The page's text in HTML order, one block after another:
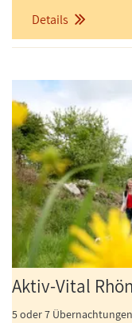
Details
Aktiv-Vital
5 oder 7 Übernachtungen